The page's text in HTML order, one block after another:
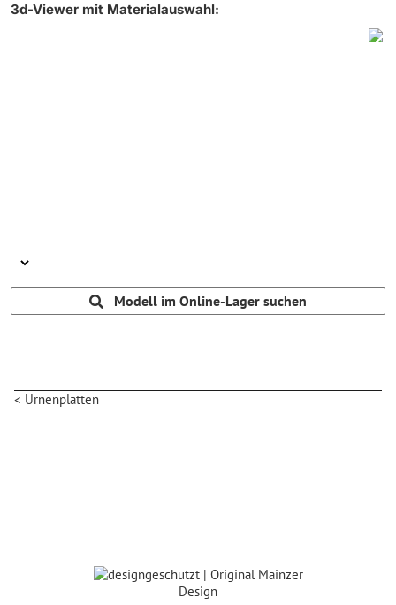
3d-Viewer mit Materialauswahl:
Modell im Online-Lager suchen
< Urnenplatten